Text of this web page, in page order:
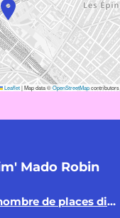
Leaflet|Map data ©OpenStreetMapcontributors
Mado Robin
Consultez le nombre de places disponibles